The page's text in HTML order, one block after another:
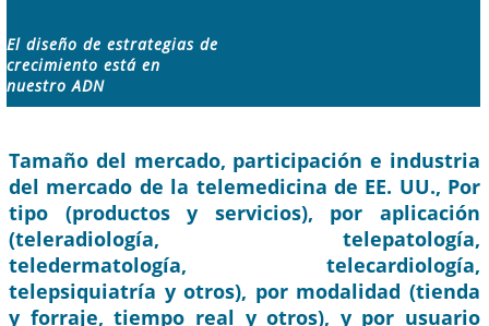
El diseño de estrategias de
crecimiento está en
nuestro ADN
Tamaño del mercado, participación e industria
del mercado de la telemedicina de EE. UU., Por
tipo (productos y servicios), por aplicación
(teleradiología, telepatología,
teledermatología, telecardiología,
telepsiquiatría y otros), por modalidad (tienda
y forraje, tiempo real y otros), y por usuario